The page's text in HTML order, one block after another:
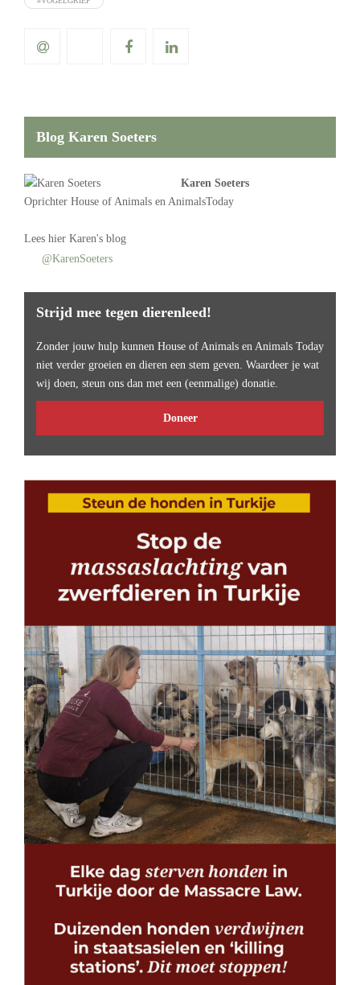
Blog Karen Soeters
Karen Soeters
Oprichter House of Animals en AnimalsToday
Lees hier Karen's blog
@KarenSoeters
Strijd mee tegen dierenleed!
Zonder jouw hulp kunnen House of Animals en Animals Today
niet verder groeien en dieren een stem geven. Waardeer je wat
wij doen, steun ons dan met een (eenmalige) donatie.
Doneer